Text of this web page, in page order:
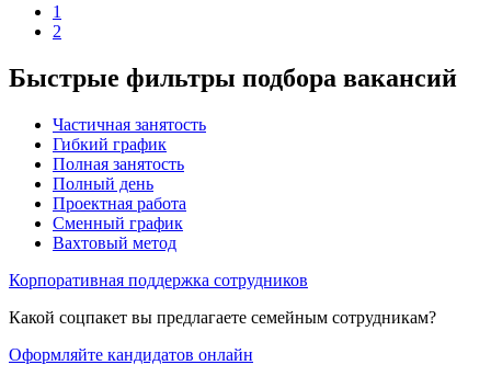
1
2
Быстрые фильтры подбора вакансий
Частичная занятость
Гибкий график
Полная занятость
Полный день
Проектная работа
Сменный график
Вахтовый метод
Корпоративная поддержка сотрудников
Какой соцпакет вы предлагаете семейным сотрудникам?
Оформляйте кандидатов онлайн